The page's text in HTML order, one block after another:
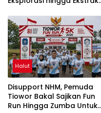
UNG
Halut
Disupport NHM, Pemuda
Tiowor Bakal Sajikan Fun
Run Hingga Zumba Untuk